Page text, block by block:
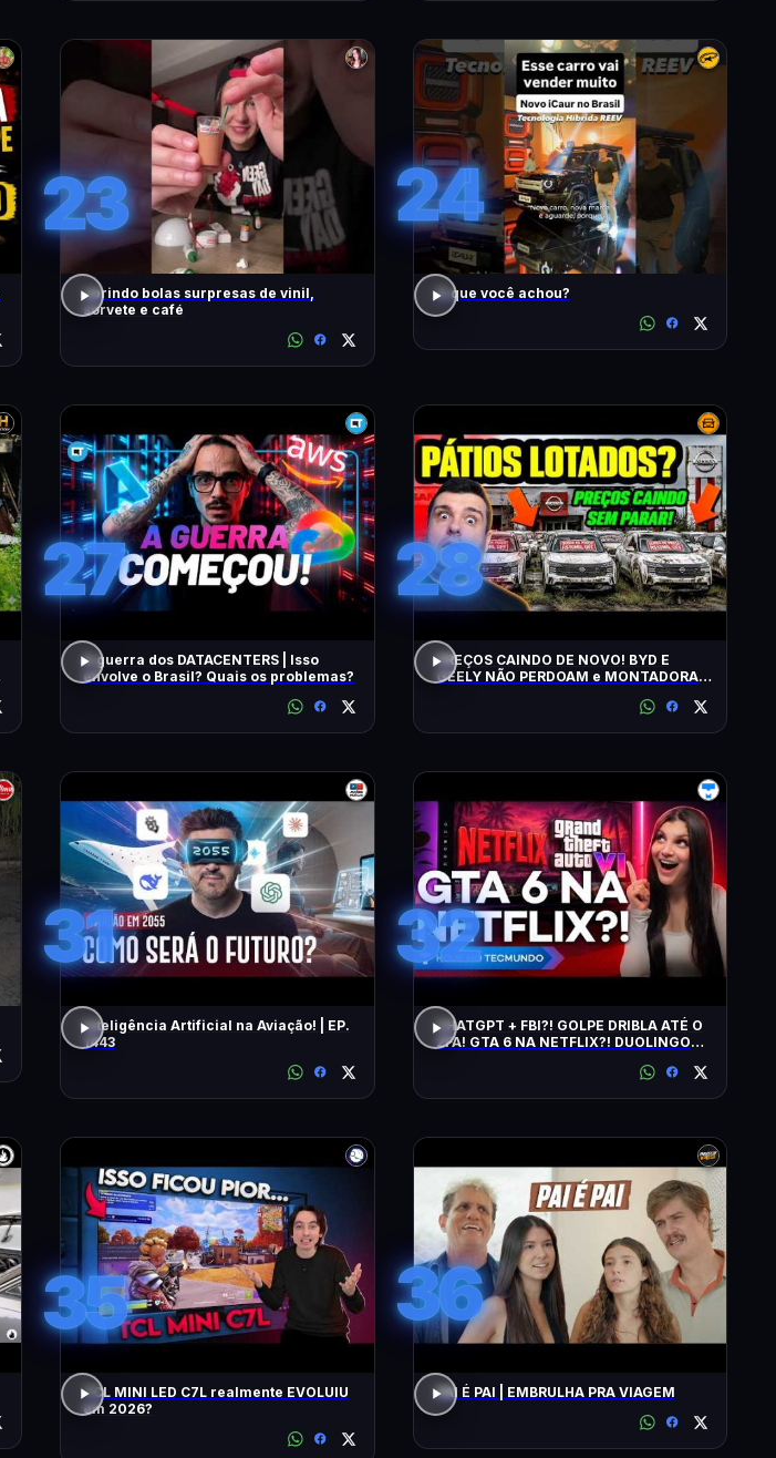
23
abrindo bolas surpresas de vinil,
sorvete e café
24
O que você achou?
27
A guerra dos DATACENTERS | Isso
envolve o Brasil? Quais os problemas?
28
PREÇOS CAINDO DE NOVO! BYD E
GEELY NÃO PERDOAM e MONTADORAS
31
Inteligência Artificial na Aviação! | EP.
1443
32
CHATGPT + FBI?! GOLPE DRIBLA ATÉ O
2FA! GTA 6 NA NETFLIX?! DUOLINGO
35
TCL MINI LED C7L realmente EVOLUIU
em 2026?
36
PAI É PAI | EMBRULHA PRA VIAGEM